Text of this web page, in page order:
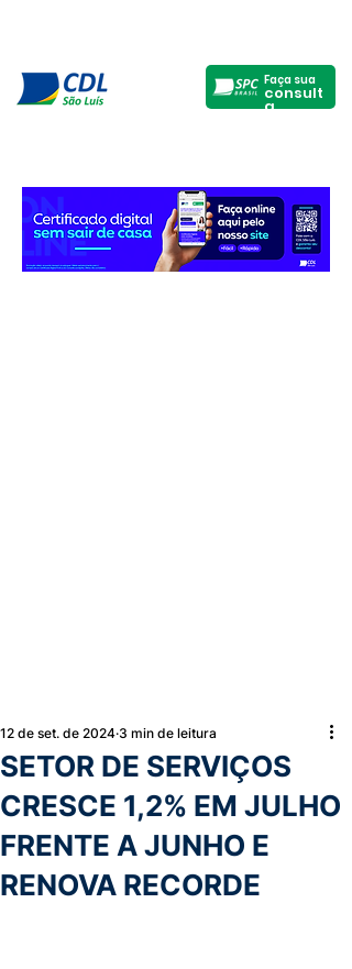
Faça sua
consult
a
SETOR DE SERVIÇOS
CRESCE 1,2% EM JULHO
FRENTE A JUNHO E
RENOVA RECORDE
12 de set. de 2024 3 min de leitura